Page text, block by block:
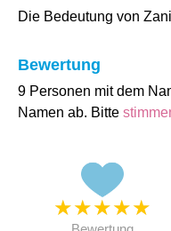
Die Bedeutung von
Bewertung
9 Personen mit dem
Namen ab. Bitte
★★★★★